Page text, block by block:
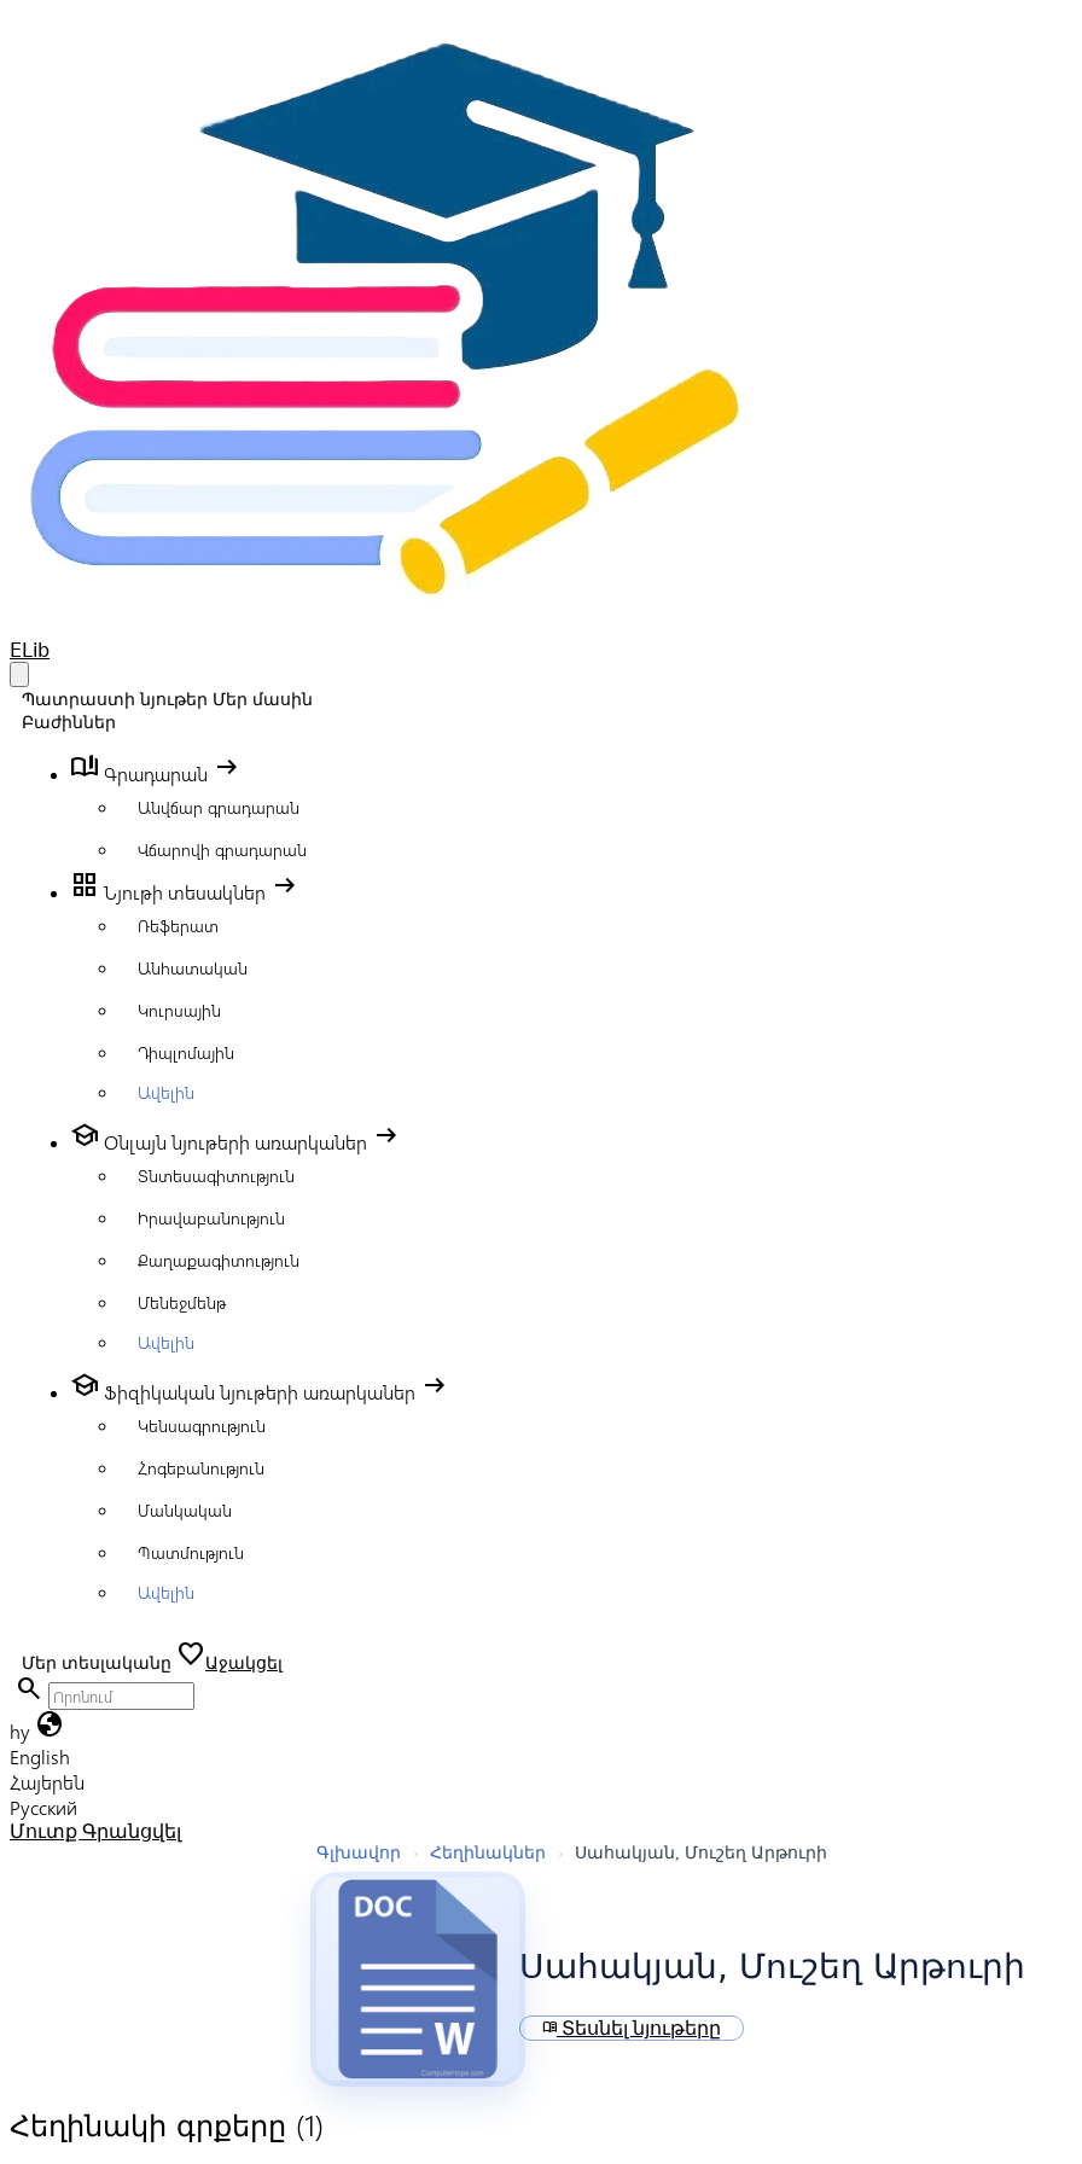
Your Company
ELib
Պատրաստի նյութեր Մեր մասին
Բաժիններ
book_ribbon Գրադարան arrow_right_alt
Անվճար գրադարան
Վճարովի գրադարան
grid_view Նյութի տեսակներ arrow_right_alt
Ռեֆերատ
Անհատական
Կուրսային
Դիպլոմային
Ավելին
school Օնլայն նյութերի առարկաներ arrow_right_alt
Տնտեսագիտություն
Իրավաբանություն
Քաղաքագիտություն
Մենեջմենթ
Ավելին
school Ֆիզիկական նյութերի առարկաներ arrow_right_alt
Կենսագրություն
Հոգեբանություն
Մանկական
Պատմություն
Ավելին
Մեր տեսլականը favoriteԱջակցել
search
hy globe
English
Հայերեն
Русский
Մուտք Գրանցվել
Գլխավոր › Հեղինակներ › Սահակյան, Մուշեղ Արթուրի
Սահակյան, Մուշեղ Արթուրի
menu_book Տեսնել նյութերը
Հեղինակի գրքերը (1)